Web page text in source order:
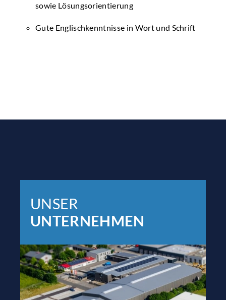
sowie Lösungsorientierung
Gute Englischkenntnisse in Wort und Schrift
UNSER
UNTERNEHMEN